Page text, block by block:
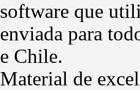
software que
enviada para
e Chile.
Material de